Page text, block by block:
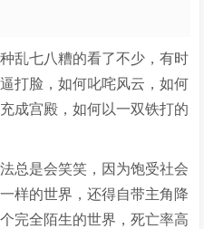
乱七八糟的看了不少，有时
打脸，如何叱咤风云，如何
成宫殿，如何以一双铁打的
总是会笑笑，因为饱受社会
样的世界，还得自带主角降
完全陌生的世界，死亡率高